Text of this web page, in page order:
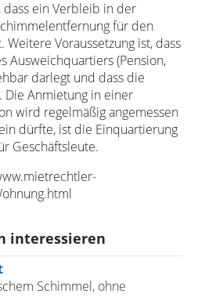
dass ein Verbleib in der
für den
Voraussetzung ist, dass
Ausweichquartiers (Pension,
darlegt und dass die
Die Anmietung in einer
wird regelmäßig angemessen
dürfte, ist die Einquartierung
Geschäftsleute.
interessieren
Schimmel, ohne